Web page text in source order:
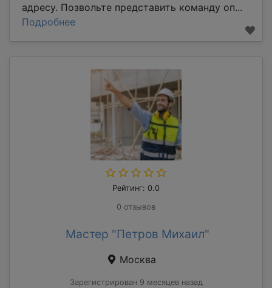
адресу. Позвольте представить команду оп...
Подробнее
Рейтинг: 0.0
0 отзывов
Мастер "Петров Михаил"
Москва
Зарегистрирован 9 месяцев назад